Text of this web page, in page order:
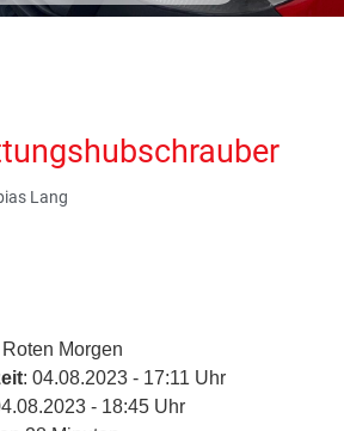
Lang
Roten Morgen
: 04.08.2023 - 17:11 Uhr
- 18:45 Uhr